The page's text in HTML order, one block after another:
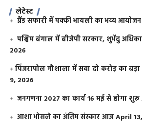
लेटेस्ट
ग्रैंड सफारी में पक्की भायली का भव्य आयोजन
पश्चिम बंगाल में बीजेपी सरकार, शुभेंदु
2026
​पिंजरापोल गौशाला में सवा दो करोड़ का बड़ा
9, 2026
जनगणना 2027 का कार्य 16 मई से होगा शुरू
आशा भोसले का अंतिम संस्कार आजApril